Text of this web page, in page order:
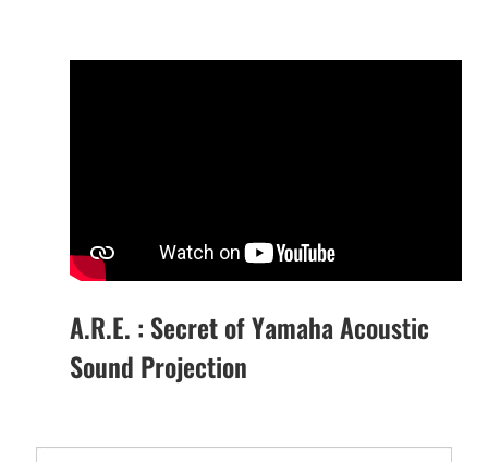
A.R.E. : Secret of Yamaha Acoustic
Sound Projection